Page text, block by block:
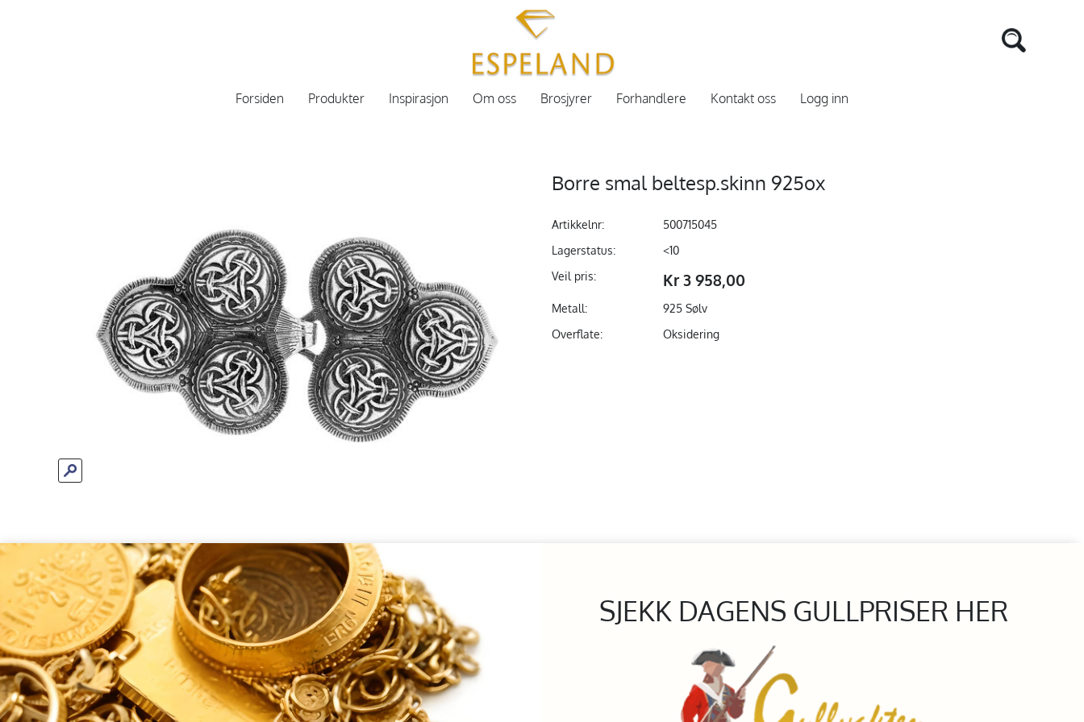
Forsiden Produkter Inspirasjon Om oss Brosjyrer Forhandlere Kontakt oss Logg inn
Borre smal beltesp.skinn 925ox
Artikkelnr:
500715045
Lagerstatus:
<10
Veil pris:
Kr 3 958,00
Metall:
925 Sølv
Overflate:
Oksidering
SJEKK DAGENS GULLPRISER HER